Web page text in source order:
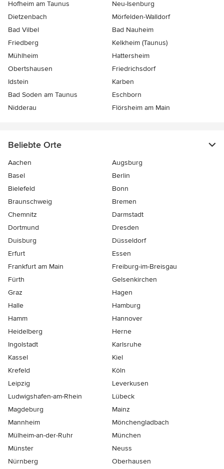
Hofheim am Taunus
Neu-Isenburg
Dietzenbach
Mörfelden-Walldorf
Bad Vilbel
Bad Nauheim
Friedberg
Kelkheim (Taunus)
Mühlheim
Hattersheim
Obertshausen
Friedrichsdorf
Idstein
Karben
Bad Soden am Taunus
Eschborn
Nidderau
Flörsheim am Main
Beliebte Orte
Aachen
Augsburg
Basel
Berlin
Bielefeld
Bonn
Braunschweig
Bremen
Chemnitz
Darmstadt
Dortmund
Dresden
Duisburg
Düsseldorf
Erfurt
Essen
Frankfurt am Main
Freiburg-im-Breisgau
Fürth
Gelsenkirchen
Graz
Hagen
Halle
Hamburg
Hamm
Hannover
Heidelberg
Herne
Ingolstadt
Karlsruhe
Kassel
Kiel
Krefeld
Köln
Leipzig
Leverkusen
Ludwigshafen-am-Rhein
Lübeck
Magdeburg
Mainz
Mannheim
Mönchen­gladbach
Mülheim-an-der-Ruhr
München
Münster
Neuss
Nürnberg
Oberhausen